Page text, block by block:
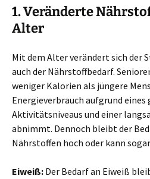
1. Veränderte
Alter
Mit dem Alter verändert sich der
auch der Nährstoffbedarf.
weniger Kalorien als jüngere
Energieverbrauch aufgrund eines
Aktivitätsniveaus und einer
abnimmt. Dennoch bleibt der
Nährstoffen hoch oder kann
Eiweiß: Der Bedarf an Eiweiß